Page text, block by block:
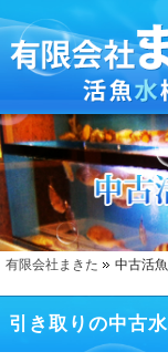
有限会社まきた 中古活
引き取りの中古